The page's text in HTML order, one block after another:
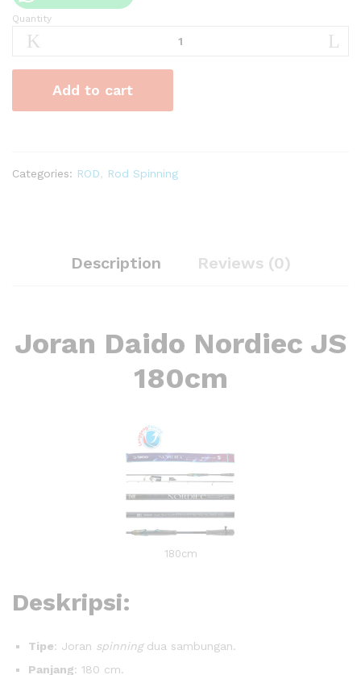
Joran
Daido
JS
quantity
Quantity
Add to cart
Categories: ROD Rod Spinning
Description Reviews (0)
Joran Daido Nordiec JS
180cm
180cm
Deskripsi:
Tipe: Joran spinningdua sambungan.
Panjang: 180 cm.